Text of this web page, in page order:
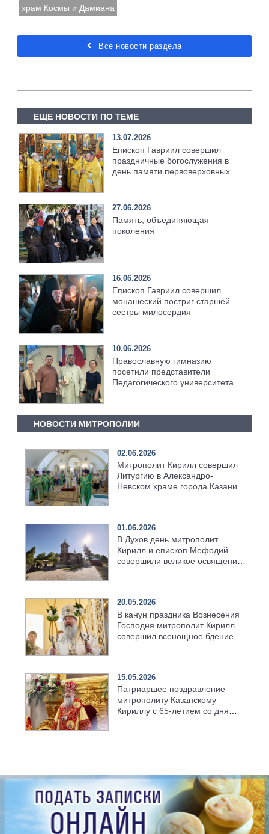
храм Космы и Дамиана
Все новости раздела
ЕЩЕ НОВОСТИ ПО ТЕМЕ
13.07.2026
Епископ Гавриил совершил
праздничные богослужения в
день памяти первоверховных
27.06.2026
Память, объединяющая
поколения
16.06.2026
Епископ Гавриил совершил
монашеский постриг старшей
сестры милосердия
10.06.2026
Православную гимназию
посетили представители
Педагогического университета
НОВОСТИ МИТРОПОЛИИ
02.06.2026
Митрополит Кирилл совершил
Литургию в Александро-
Невском храме города Казани
01.06.2026
В Духов день митрополит
Кирилл и епископ Мефодий
совершили великое освящение
20.05.2026
В канун праздника Вознесения
Господня митрополит Кирилл
совершил всенощное бдение в
15.05.2026
Патриаршее поздравление
митрополиту Казанскому
Кириллу с 65-летием со дня